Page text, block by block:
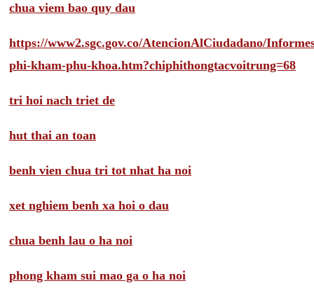
chua viem bao quy dau
https://www2.sgc.gov.co/AtencionAlCiudadano/
phi-kham-phu-khoa.htm?chiphithongtacvoitrung=68
tri hoi nach triet de
hut thai an toan
benh vien chua tri tot nhat ha noi
xet nghiem benh xa hoi o dau
chua benh lau o ha noi
phong kham sui mao ga o ha noi